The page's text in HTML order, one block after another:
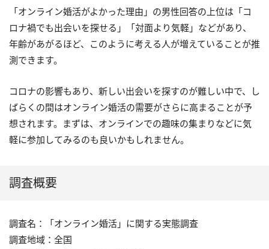
「オンライン婚活がよかった理由」の男性回答の上位は「コ
ロナ禍でも出会いを探せる」「対面より気軽」などがあり、
年齢があがるほど、このように考える人が増えていることが推
測できます。
コロナの影響もあり、新しい出会いを探すのが難しい中で、し
ばらくの間はオンライン婚活の需要がさらに高まることが予
想されます。まずは、オンラインでの趣味の集まりなどに気
軽に参加してみるのも良いかもしれません。
調査概要
調査名：「オンライン婚活」に関する実態調査
調査地域：全国